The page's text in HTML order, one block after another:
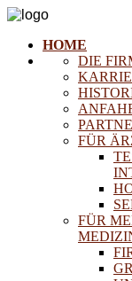
HOME
DIE
FÜR
FÜR